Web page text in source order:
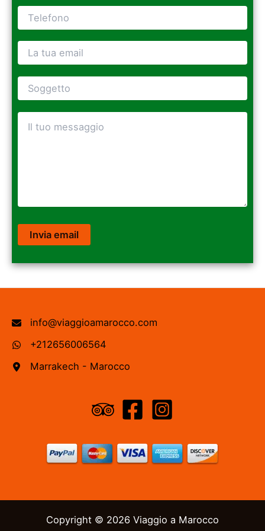
info@viaggioamarocco.com
+212656006564
Marrakech - Marocco
Copyright © 2026 Viaggio a Marocco